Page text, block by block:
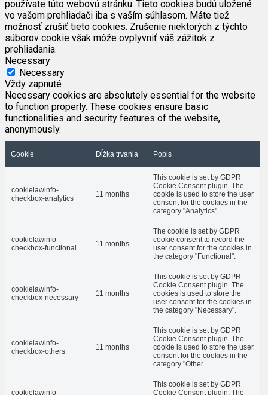
používate túto webovú stránku. Tieto cookies budú uložené
vo vašom prehliadači iba s vaším súhlasom. Máte tiež
možnosť zrušiť tieto cookies. Zrušenie niektorých z týchto
súborov cookie však môže ovplyvniť váš zážitok z
prehliadania.
Necessary
Necessary
Vždy zapnuté
Necessary cookies are absolutely essential for the website
to function properly. These cookies ensure basic
functionalities and security features of the website,
anonymously.
Cookie Dĺžka trvania Popis
cookielawinfo-
checkbox-analytics
11 months
This cookie is set by GDPR
Cookie Consent plugin. The
cookie is used to store the user
consent for the cookies in the
category "Analytics".
cookielawinfo-
checkbox-functional
11 months
The cookie is set by GDPR
cookie consent to record the
user consent for the cookies in
the category "Functional".
cookielawinfo-
checkbox-necessary
11 months
This cookie is set by GDPR
Cookie Consent plugin. The
cookies is used to store the
user consent for the cookies in
the category "Necessary".
cookielawinfo-
checkbox-others
11 months
This cookie is set by GDPR
Cookie Consent plugin. The
cookie is used to store the user
consent for the cookies in the
category "Other.
cookielawinfo-
This cookie is set by GDPR
Cookie Consent plugin. The